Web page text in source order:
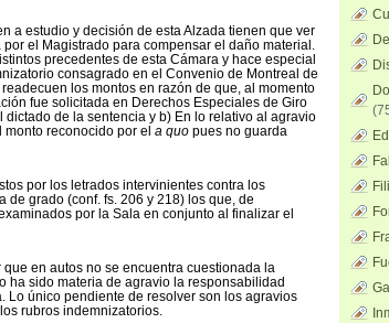
a estudio y decisión de esta Alzada tienen que ver
el Magistrado para compensar el daño material.
precedentes de esta Cámara y hace especial
consagrado en el Convenio de Montreal de
los montos en razón de que, al momento
fue solicitada en Derechos Especiales de Giro
de la sentencia y b) En lo relativo al agravio
reconocido por el a quo pues no guarda
por los letrados intervinientes contra los
de grado (conf. fs. 206 y 218) los que, de
por la Sala en conjunto al finalizar el
que en autos no se encuentra cuestionada la
ha sido materia de agravio la responsabilidad
Lo único pendiente de resolver son los agravios
rubros indemnizatorios.